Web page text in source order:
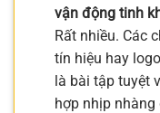
vận động tinh
Rất nhiều. Các
tín hiệu hay
là bài tập tuyệt
hợp nhịp